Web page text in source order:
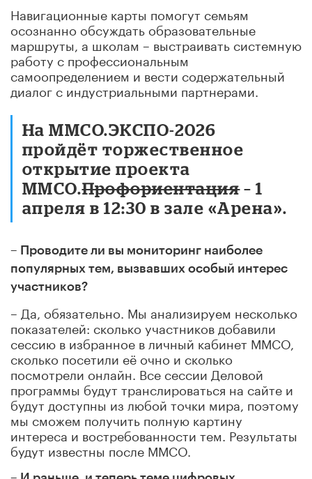
Навигационные карты помогут семьям
осознанно обсуждать образовательные
маршруты, а школам – выстраивать системную
работу с профессиональным
самоопределением и вести содержательный
диалог с индустриальными партнерами.
На ММСО.ЭКСПО-2026
пройдёт торжественное
открытие проекта
ММСО.Профориентация– 1
апреля в 12:30 в зале «Арена».
– Проводите ли вы мониторинг наиболее
популярных тем, вызвавших особый интерес
участников?
– Да, обязательно. Мы анализируем несколько
показателей: сколько участников добавили
сессию в избранное в личный кабинет ММСО,
сколько посетили её очно и сколько
посмотрели онлайн. Все сессии Деловой
программы будут транслироваться на сайте и
будут доступны из любой точки мира, поэтому
мы сможем получить полную картину
интереса и востребованности тем. Результаты
будут известны после ММСО.